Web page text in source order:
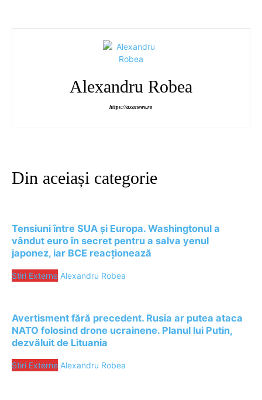
Alexandru Robea
https://axanews.ro
Din aceiași categorie
Tensiuni între SUA și Europa. Washingtonul a
vândut euro în secret pentru a salva yenul
japonez, iar BCE reacționează
Stiri Externe Alexandru Robea
Avertisment fără precedent. Rusia ar putea ataca
NATO folosind drone ucrainene. Planul lui Putin,
dezvăluit de Lituania
Stiri Externe Alexandru Robea